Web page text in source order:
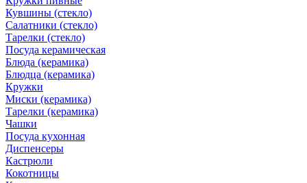
Кувшины (стекло)
Салатники (стекло)
Тарелки (стекло)
Посуда керамическая
Блюда (керамика)
Блюдца (керамика)
Кружки
Миски (керамика)
Тарелки (керамика)
Чашки
Посуда кухонная
Диспенсеры
Кастрюли
Кокотницы